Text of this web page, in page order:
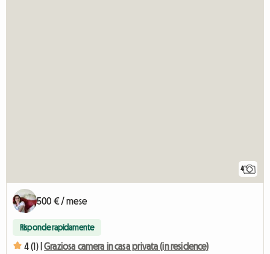
4
500 € / mese
Risponde rapidamente
4 (1) | Graziosa camera in casa privata (in residence)